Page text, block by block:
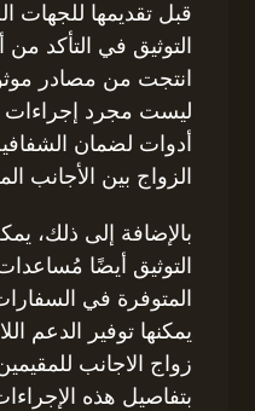
قبل تقديمها للجهات
التوثيق في التأكد من
انتجت من مصادر
ليست مجرد إجراءات
أدوات لضمان
الزواج بين الأجانب
بالإضافة إلى ذلك،
التوثيق أيضًا
المتوفرة في
يمكنها توفير الدعم
زواج الاجانب
بتفاصيل هذه